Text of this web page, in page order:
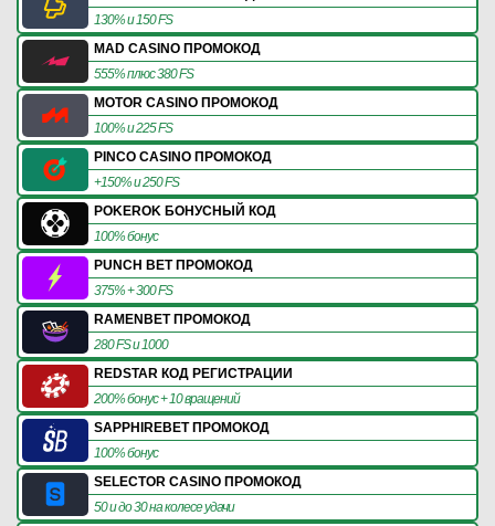
130% и 150 FS
MAD CASINO ПРОМОКОД
555% плюс 380 FS
MOTOR CASINO ПРОМОКОД
100% и 225 FS
PINCO CASINO ПРОМОКОД
+150% и 250 FS
POKEROK БОНУСНЫЙ КОД
100% бонус
PUNCH BET ПРОМОКОД
375% + 300 FS
RAMENBET ПРОМОКОД
280 FS и 1000
REDSTAR КОД РЕГИСТРАЦИИ
200% бонус + 10 вращений
SAPPHIREBET ПРОМОКОД
100% бонус
SELECTOR CASINO ПРОМОКОД
50 и до 30 на колесе удачи